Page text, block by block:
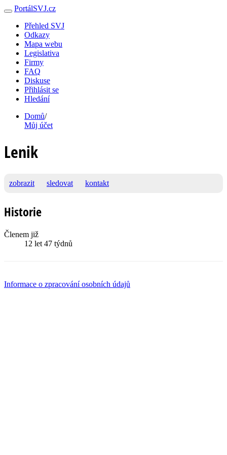
PortálSVJ.cz
Přehled SVJ
Odkazy
Mapa webu
Legislativa
Firmy
FAQ
Diskuse
Přihlásit se
Hledání
Domů/
Můj účet
Lenik
zobrazit sledovat kontakt
Historie
Členem již
12 let 47 týdnů
Informace o zpracování osobních údajů